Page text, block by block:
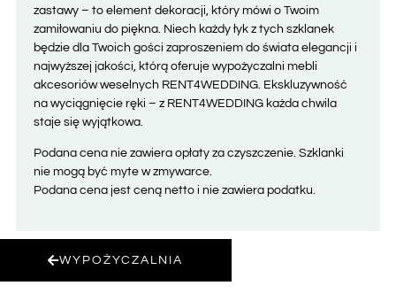
zastawy – to element dekoracji, który mówi o Twoim
zamiłowaniu do piękna. Niech każdy łyk z tych szklanek
będzie dla Twoich gości zaproszeniem do świata elegancji i
najwyższej jakości, którą oferuje wypożyczalni mebli
akcesoriów weselnych RENT4WEDDING. Ekskluzywność
na wyciągnięcie ręki – z RENT4WEDDING każda chwila
staje się wyjątkowa.
Podana cena nie zawiera opłaty za czyszczenie. Szklanki
nie mogą być myte w zmywarce.
Podana cena jest ceną netto i nie zawiera podatku.
WYPOŻYCZALNIA